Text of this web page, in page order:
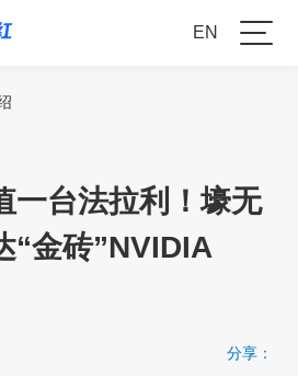
EN
一台法拉利！壕无
“金砖”NVIDIA
分享：